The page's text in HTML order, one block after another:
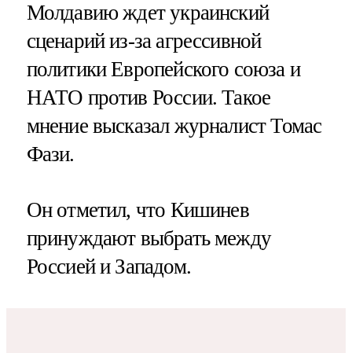
Молдавию ждет украинский
сценарий из-за агрессивной
политики Европейского союза и
НАТО против России. Такое
мнение высказал журналист Томас
Фази.
Он отметил, что Кишинев
принуждают выбрать между
Россией и Западом.